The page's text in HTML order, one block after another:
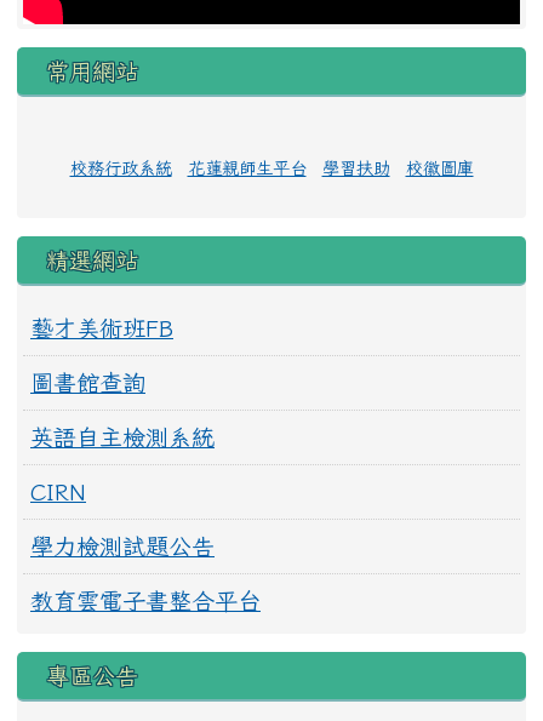
常用網站
校務行政系統 花蓮親師生平台 學習扶助 校徽圖庫
精選網站
藝才美術班FB
圖書館查詢
英語自主檢測系統
CIRN
學力檢測試題公告
教育雲電子書整合平台
專區公告